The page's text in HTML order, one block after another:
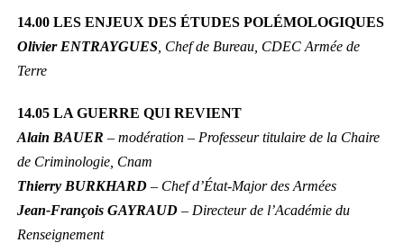
14.00 LES ENJEUX DES ÉTUDES POLÉMOLOGIQUES
Olivier ENTRAYGUES , Chef de Bureau, CDEC Armée de
Terre
14.05 LA GUERRE QUI REVIENT
Alain BAUER – modération – Professeur titulaire de la Chaire
de Criminologie, Cnam
Thierry BURKHARD – Chef d’État-Major des Armées
Jean-François GAYRAUD – Directeur de l’Académie du
Renseignement